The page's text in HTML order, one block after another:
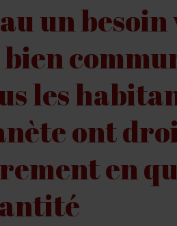
un
les
ont
en